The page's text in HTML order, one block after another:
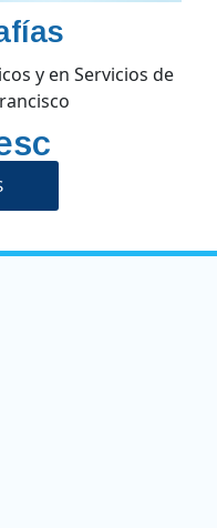
y en Servicios de